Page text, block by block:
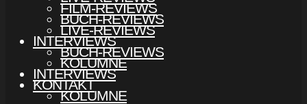
BUCH-REVIEWS
INTERVIEWS
KOLUMNE
KONTAKT
FILM-REVIEWS
LIVE-REVIEWS
BUCH-REVIEWS
INTERVIEWS
KOLUMNE